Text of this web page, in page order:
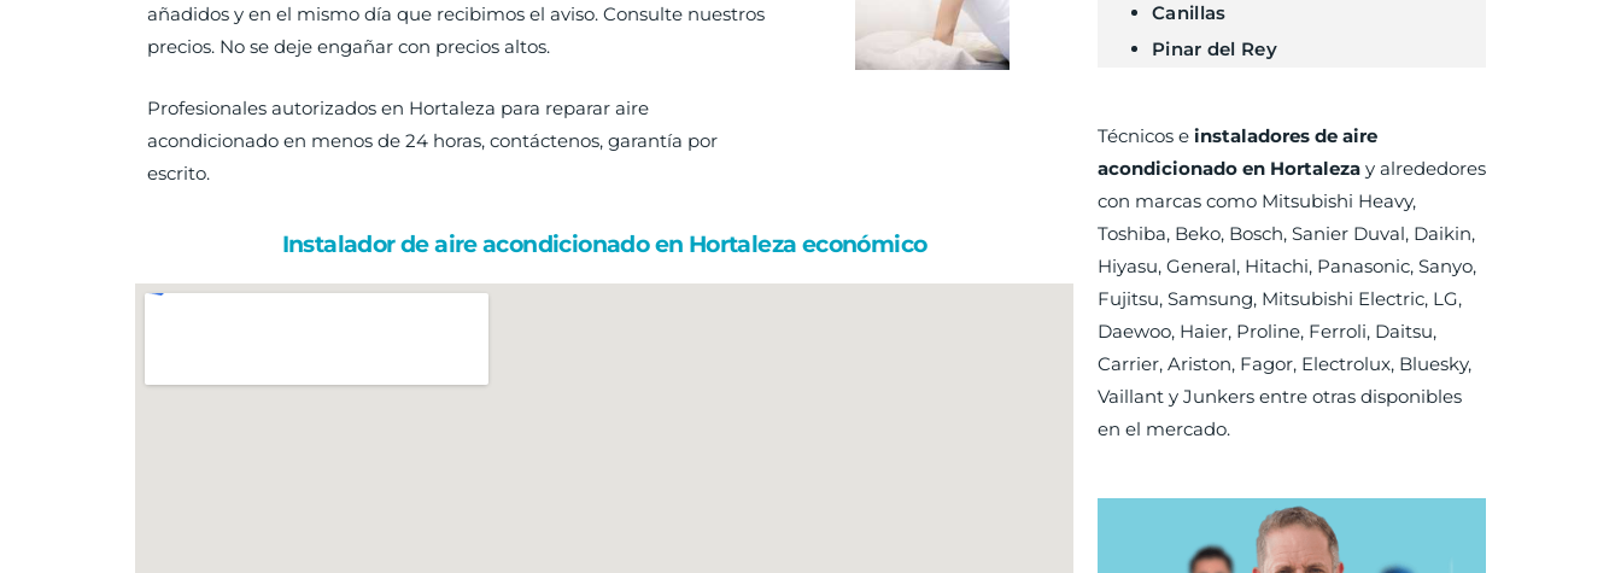
añadidos y en el mismo día que recibimos el aviso. Consulte nuestros
precios. No se deje engañar con precios altos.
Profesionales autorizados en Hortaleza para reparar aire
acondicionado en menos de 24 horas, contáctenos, garantía por
escrito.
Instalador de aire acondicionado en Hortaleza económico
Canillas
Pinar del Rey
Técnicos e instaladores de aire
acondicionado en Hortaleza y alrededores
con marcas como Mitsubishi Heavy,
Toshiba, Beko, Bosch, Sanier Duval, Daikin,
Hiyasu, General, Hitachi, Panasonic, Sanyo,
Fujitsu, Samsung, Mitsubishi Electric, LG,
Daewoo, Haier, Proline, Ferroli, Daitsu,
Carrier, Ariston, Fagor, Electrolux, Bluesky,
Vaillant y Junkers entre otras disponibles
en el mercado.